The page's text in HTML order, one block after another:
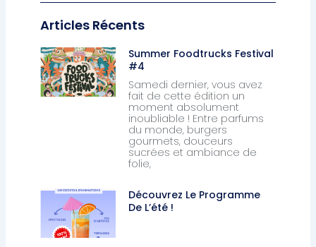
Articles Récents
Summer Foodtrucks Festival
#4
Samedi dernier, vous avez
fait de cette édition un
moment absolument
inoubliable ! Entre parfums
du monde, burgers
gourmets, douceurs
sucrées et ambiance de
folie,
Découvrez Le Programme
De L’été !